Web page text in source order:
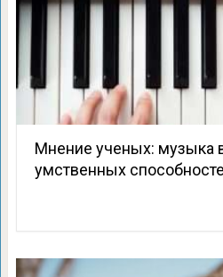
Мнение ученых: музыка
умственных